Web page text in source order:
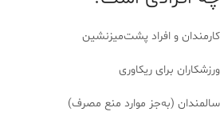
کارمندان و افراد پشت‌میزنشین
ورزشکاران برای ریکاوری
سالمندان (به‌جز موارد منع مصرف)